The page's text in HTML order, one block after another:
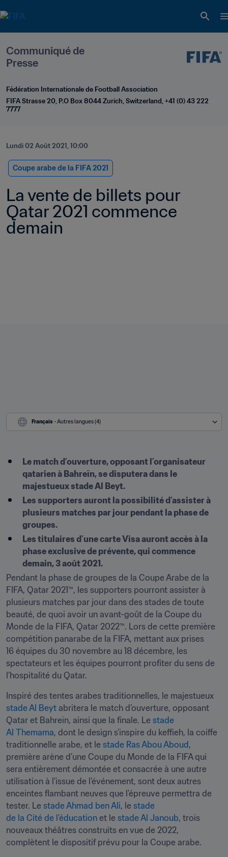
Communiqué de
Presse
Fédération Internationale de Football Association
FIFA Strasse 20, P.O Box 8044 Zurich, Switzerland, +41 (0) 43 222
7777
Lundi 02 Août 2021, 10:00
Coupe arabe de la FIFA 2021
La vente de billets pour
Qatar 2021 commence
demain
Français - Autres langues (4)
Le match d’ouverture, opposant l’organisateur
qatarien à Bahreïn, se disputera dans le
majestueux stade Al Beyt.
Les supporters auront la possibilité d’assister à
plusieurs matches par jour pendant la phase de
groupes.
Les titulaires d’une carte Visa auront accès à la
phase exclusive de prévente, qui commence
demain, 3 août 2021.
Pendant la phase de groupes de la Coupe Arabe de la
FIFA, Qatar 2021™, les supporters pourront assister à
plusieurs matches par jour dans des stades de toute
beauté, de quoi avoir un avant-goût de la Coupe du
Monde de la FIFA, Qatar 2022™. Lors de cette première
compétition panarabe de la FIFA, mettant aux prises
16 équipes du 30 novembre au 18 décembre, les
spectateurs et les équipes pourront profiter du sens de
l’hospitalité du Qatar.
stade Al Beyt abritera le match d’ouverture, opposant
Qatar et Bahreïn, ainsi que la finale. Le stade
Al Themama, dont le design s’inspire du keffieh, la coiffe
traditionnelle arabe, et le stade Ras Abou Aboud ,
première arène d’une Coupe du Monde de la FIFA qui
sera entièrement démontée et consacrée à une autre
utilisation à l’issue de l’événement, sont deux autres
enceintes flambant neuves que l’épreuve permettra de
tester. Le stade Ahmad ben Ali, le stade
de la Cité de l’éducation et le stade Al Janoub, trois
nouveaux théâtres construits en vue de 2022,
complètent le dispositif prévu pour la Coupe arabe.